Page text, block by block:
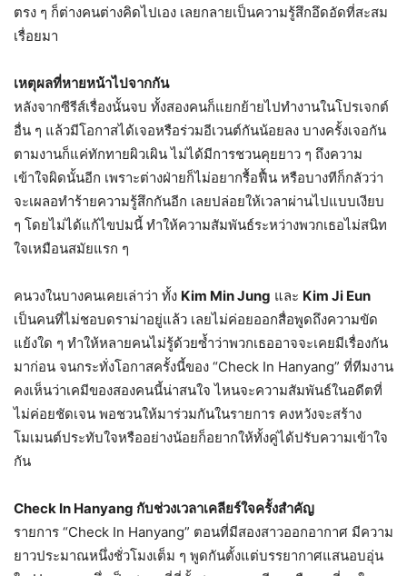
ตรง ๆ ก็ต่างคนต่างคิดไปเอง เลยกลายเป็นความรู้สึกอึดอัดที่สะสม
เรื่อยมา
เหตุผลที่หายหน้าไปจากกัน
หลังจากซีรีส์เรื่องนั้นจบ ทั้งสองคนก็แยกย้ายไปทำงานในโปรเจกต์
อื่น ๆ แล้วมีโอกาสได้เจอหรือร่วมอีเวนต์กันน้อยลง บางครั้งเจอกัน
ตามงานก็แค่ทักทายผิวเผิน ไม่ได้มีการชวนคุยยาว ๆ ถึงความ
เข้าใจผิดนั้นอีก เพราะต่างฝ่ายก็ไม่อยากรื้อฟื้น หรือบางทีก็กลัวว่า
จะเผลอทำร้ายความรู้สึกกันอีก เลยปล่อยให้เวลาผ่านไปแบบเงียบ
ๆ โดยไม่ได้แก้ไขปมนี้ ทำให้ความสัมพันธ์ระหว่างพวกเธอไม่สนิท
ใจเหมือนสมัยแรก ๆ
คนวงในบางคนเคยเล่าว่า ทั้ง Kim Min Jung และ Kim Ji Eun
เป็นคนที่ไม่ชอบดราม่าอยู่แล้ว เลยไม่ค่อยออกสื่อพูดถึงความขัด
แย้งใด ๆ ทำให้หลายคนไม่รู้ด้วยซ้ำว่าพวกเธออาจจะเคยมีเรื่องกัน
มาก่อน จนกระทั่งโอกาสครั้งนี้ของ “Check In Hanyang” ที่ทีมงาน
คงเห็นว่าเคมีของสองคนนี้น่าสนใจ ไหนจะความสัมพันธ์ในอดีตที่
ไม่ค่อยชัดเจน พอชวนให้มาร่วมกันในรายการ คงหวังจะสร้าง
โมเมนต์ประทับใจหรืออย่างน้อยก็อยากให้ทั้งคู่ได้ปรับความเข้าใจ
กัน
Check In Hanyang กับช่วงเวลาเคลียร์ใจครั้งสำคัญ
รายการ “Check In Hanyang” ตอนที่มีสองสาวออกอากาศ มีความ
ยาวประมาณหนึ่งชั่วโมงเต็ม ๆ พูดกันตั้งแต่บรรยากาศแสนอบอุ่น